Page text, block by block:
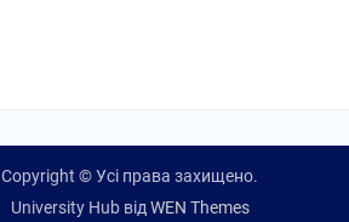
Copyright © Усі права захищено.
University Hub від WEN Themes